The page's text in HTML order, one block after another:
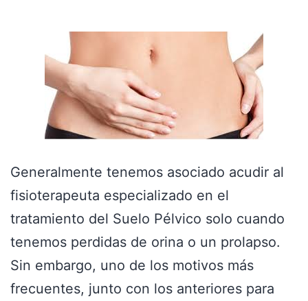
Generalmente tenemos asociado acudir al
fisioterapeuta especializado en el
tratamiento del Suelo Pélvico solo cuando
tenemos perdidas de orina o un prolapso.
Sin embargo, uno de los motivos más
frecuentes, junto con los anteriores para